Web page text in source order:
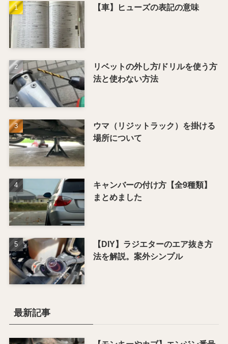
【車】ヒューズの表記の意味
リベットの外し方/ドリルを使う方
法と使わない方法
ウマ（リジットラック）を掛ける
場所について
キャンバーの付け方【全9種類】
まとめました
【DIY】ラジエターのエア抜き方
法を解説。案外シンプル
最新記事